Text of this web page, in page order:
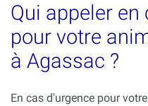
Qui appeler en
pour votre
à Agassac ?
En cas d'urgence pour